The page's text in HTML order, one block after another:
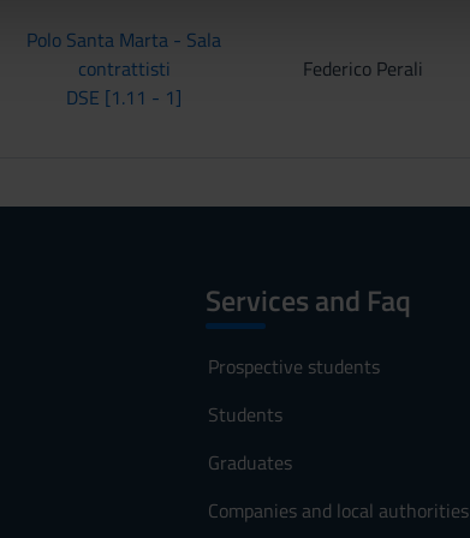
Polo Santa Marta - Sala
contrattisti
DSE [1.11 - 1]
Federico Perali
Services and Faq
Prospective students
Students
Graduates
Companies and local authorities